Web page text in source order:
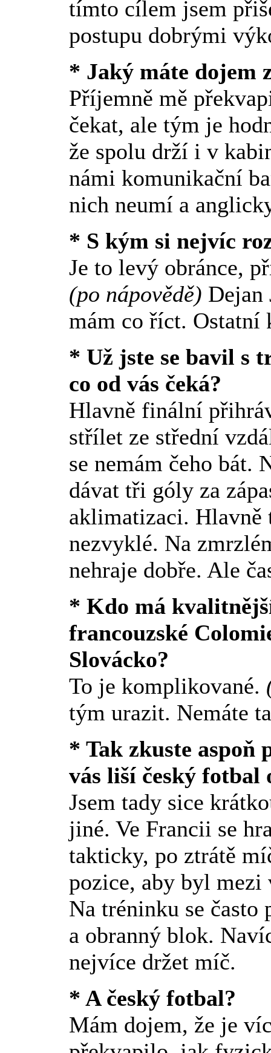
tímto cílem jsem
postupu dobrými
* Jaký máte dojem
Příjemně mě
čekat, ale tým je
že spolu drží i v
námi komunikační
nich neumí a
* S kým si nejvíc
Je to levý obránce,
(po nápovědě) Dejan
mám co říct. Ostatní
* Už jste se bavil s
co od vás čeká?
Hlavně finální
střílet ze střední
se nemám čeho bát.
dávat tři góly za
aklimatizaci. Hlavně
nezvyklé. Na
nehraje dobře. Ale
* Kdo má
francouzské
Slovácko?
To je komplikované.
tým urazit. Nemáte
* Tak zkuste aspoň
vás liší český fotbal
Jsem tady sice
jiné. Ve Francii se
takticky, po ztrátě
pozice, aby byl mezi
Na tréninku se
a obranný blok.
nejvíce držet míč.
* A český fotbal?
Mám dojem, že je